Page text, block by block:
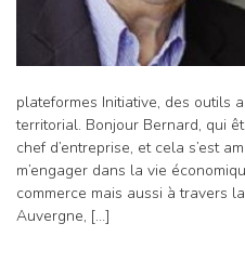
plateformes Initiative, des outils
territorial. Bonjour Bernard, qui
chef d’entreprise, et cela s’est
m’engager dans la vie
commerce mais aussi à travers
Auvergne, […]